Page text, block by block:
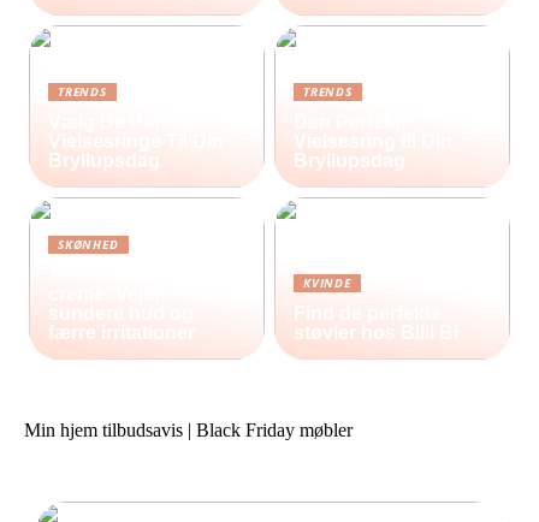
TRENDS
Vielsesringe Til Din
Bryllupsdag
TRENDS
Vielsesring til Din
Bryllupsdag
SKØNHED
sundere hud og
færre irritationer
KVINDE
Find de perfekte
støvler hos Billi Bi
Min hjem tilbudsavis | Black Friday møbler